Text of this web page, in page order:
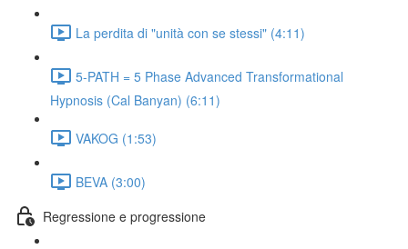
La perdita di "unità con se stessi" (4:11)
5-PATH = 5 Phase Advanced Transformational
Hypnosis (Cal Banyan) (6:11)
VAKOG (1:53)
BEVA (3:00)
Regressione e progressione